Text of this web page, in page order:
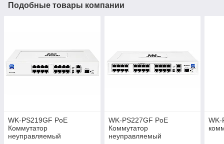
Подобные товары компании
WK-PS219GF PoE
Коммутатор
неуправляемый
WK-PS227GF PoE
Коммутатор
неуправляемый
WK-